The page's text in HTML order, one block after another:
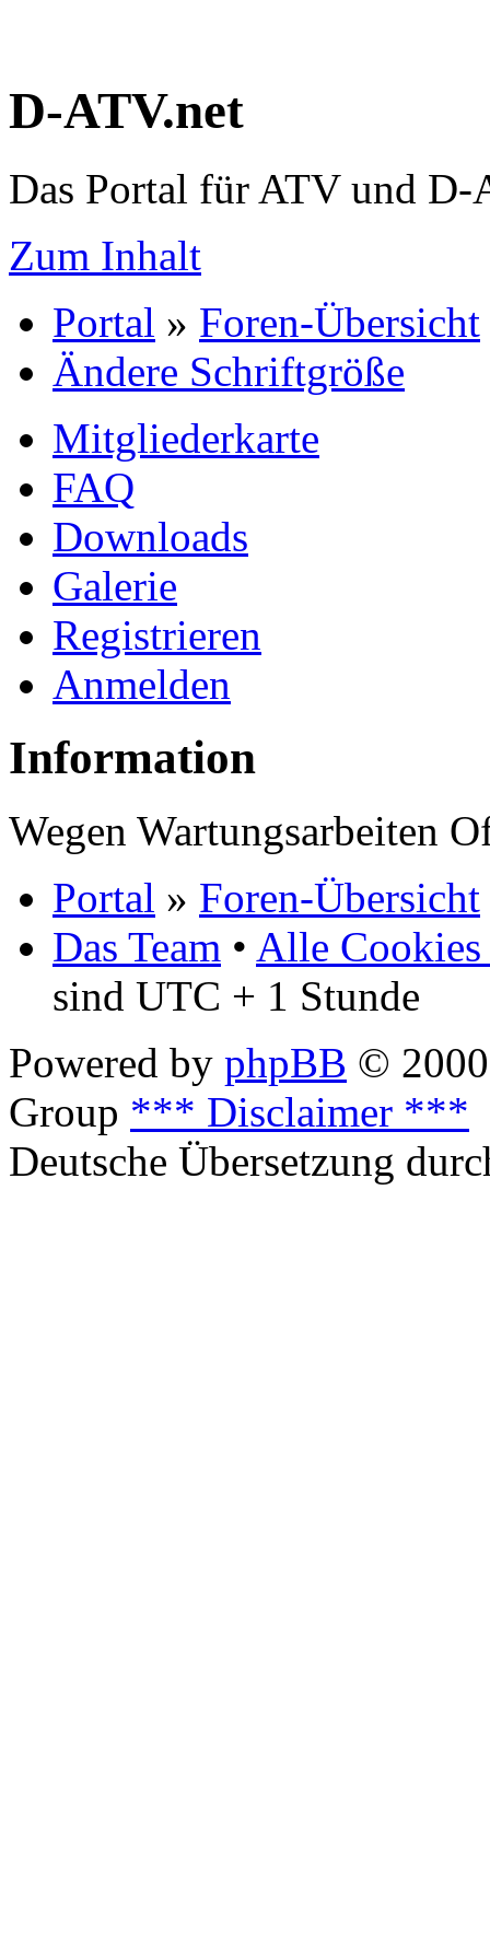
D-ATV.net
Das Portal für ATV und D-
Zum Inhalt
Portal » Foren-Übersicht
Ändere Schriftgröße
Mitgliederkarte
FAQ
Downloads
Galerie
Registrieren
Anmelden
Information
Wegen Wartungsarbeiten
Portal » Foren-Übersicht
Das Team • Alle Cookies
sind UTC + 1 Stunde
Powered by phpBB ©
Group *** Disclaimer ***
Deutsche Übersetzung